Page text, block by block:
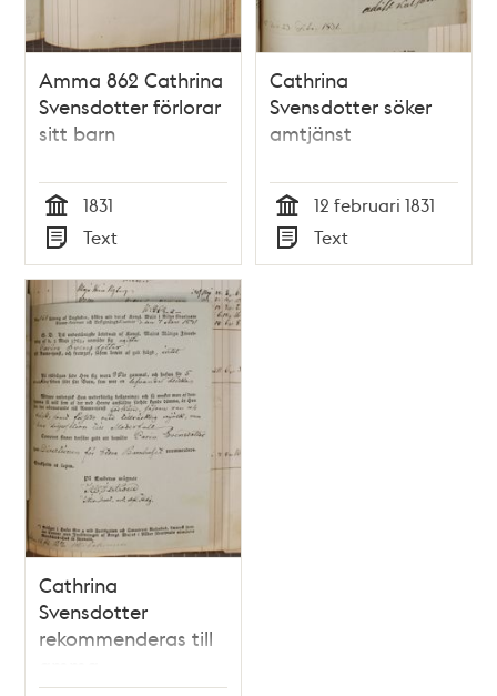
Amma 862 Cathrina
Svensdotter förlorar
sitt barn
Tid
1831
Typ
Text
Cathrina
Svensdotter söker
amtjänst
Tid
12 februari 1831
Typ
Text
Cathrina
Svensdotter
rekommenderas till